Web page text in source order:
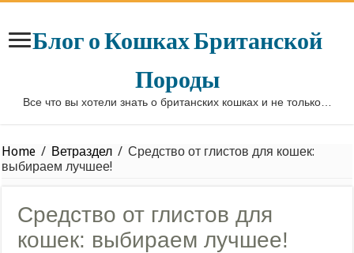
Блог о Кошках Британской
Породы
Все что вы хотели знать о британских кошках и не только…
Home / Ветраздел / Средство от глистов для кошек:
выбираем лучшее!
Средство от глистов для
кошек: выбираем лучшее!